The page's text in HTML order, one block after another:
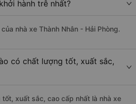
hành trễ nhất?
nhà xe Thành Nhân - Hải Phòng.
có chất lượng tốt, xuất sắc,
xuất sắc, cao cấp nhất là nhà xe